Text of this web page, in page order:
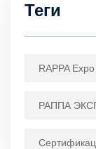
Теги
RAPPA Expo
РАППА